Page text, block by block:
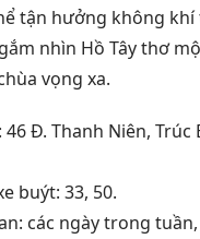
tận hưởng không
nhìn Hồ Tây thơ
vọng xa.
46 Đ. Thanh Niên, Trúc
buýt: 33, 50.
các ngày trong